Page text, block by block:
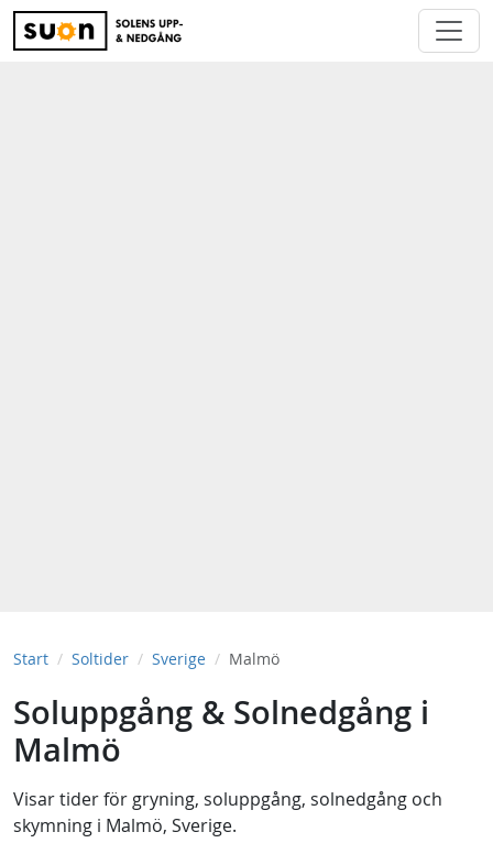
Start Soltider Sverige Malmö
Soluppgång & Solnedgång i
Malmö
Visar tider för gryning, soluppgång, solnedgång och
skymning i Malmö, Sverige.